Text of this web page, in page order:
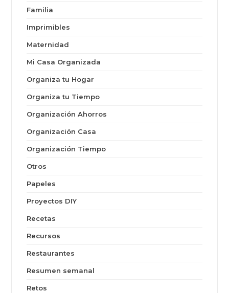
Familia
Imprimibles
Maternidad
Mi Casa Organizada
Organiza tu Hogar
Organiza tu Tiempo
Organización Ahorros
Organización Casa
Organización Tiempo
Otros
Papeles
Proyectos DIY
Recetas
Recursos
Restaurantes
Resumen semanal
Retos